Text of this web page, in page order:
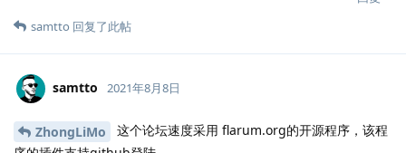
samtto 回复了此帖
samtto 2021年8月8日
ZhongLiMo
这个论坛速度采用 flarum.org的开源程序，该程